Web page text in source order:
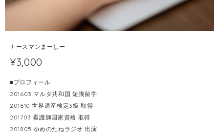
ナースマンまーしー
¥3,000
■プロフィール
201603 マルタ共和国 短期留学
201610 世界遺産検定3級 取得
201703 看護師国家資格 取得
201805 ゆめのたねラジオ 出演